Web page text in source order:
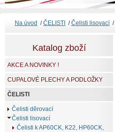
Katalog zboží
AKCE A NOVINKY !
CUPALOVÉ PLECHY A PODLOŽKY
ČELISTI
Čelisti děrovací
Čelisti lisovací
Čelisti k AP60CK, K22, HP60CK,
Na úvod /ČELISTI /Čelisti lisovací /